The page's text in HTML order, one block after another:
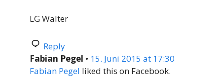
LG Walter
Reply
Fabian Pegel • 15. Juni 2015 at 17:30
Fabian Pegel liked this on Facebook.